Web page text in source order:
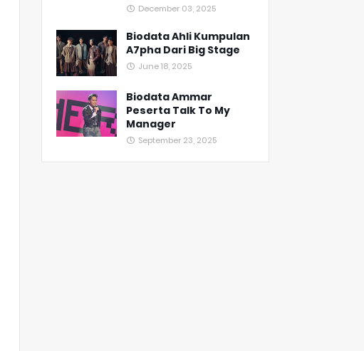
December 03, 2025
Biodata Ahli Kumpulan
A7pha Dari Big Stage
June 18, 2025
Biodata Ammar
Peserta Talk To My
Manager
September 23, 2025